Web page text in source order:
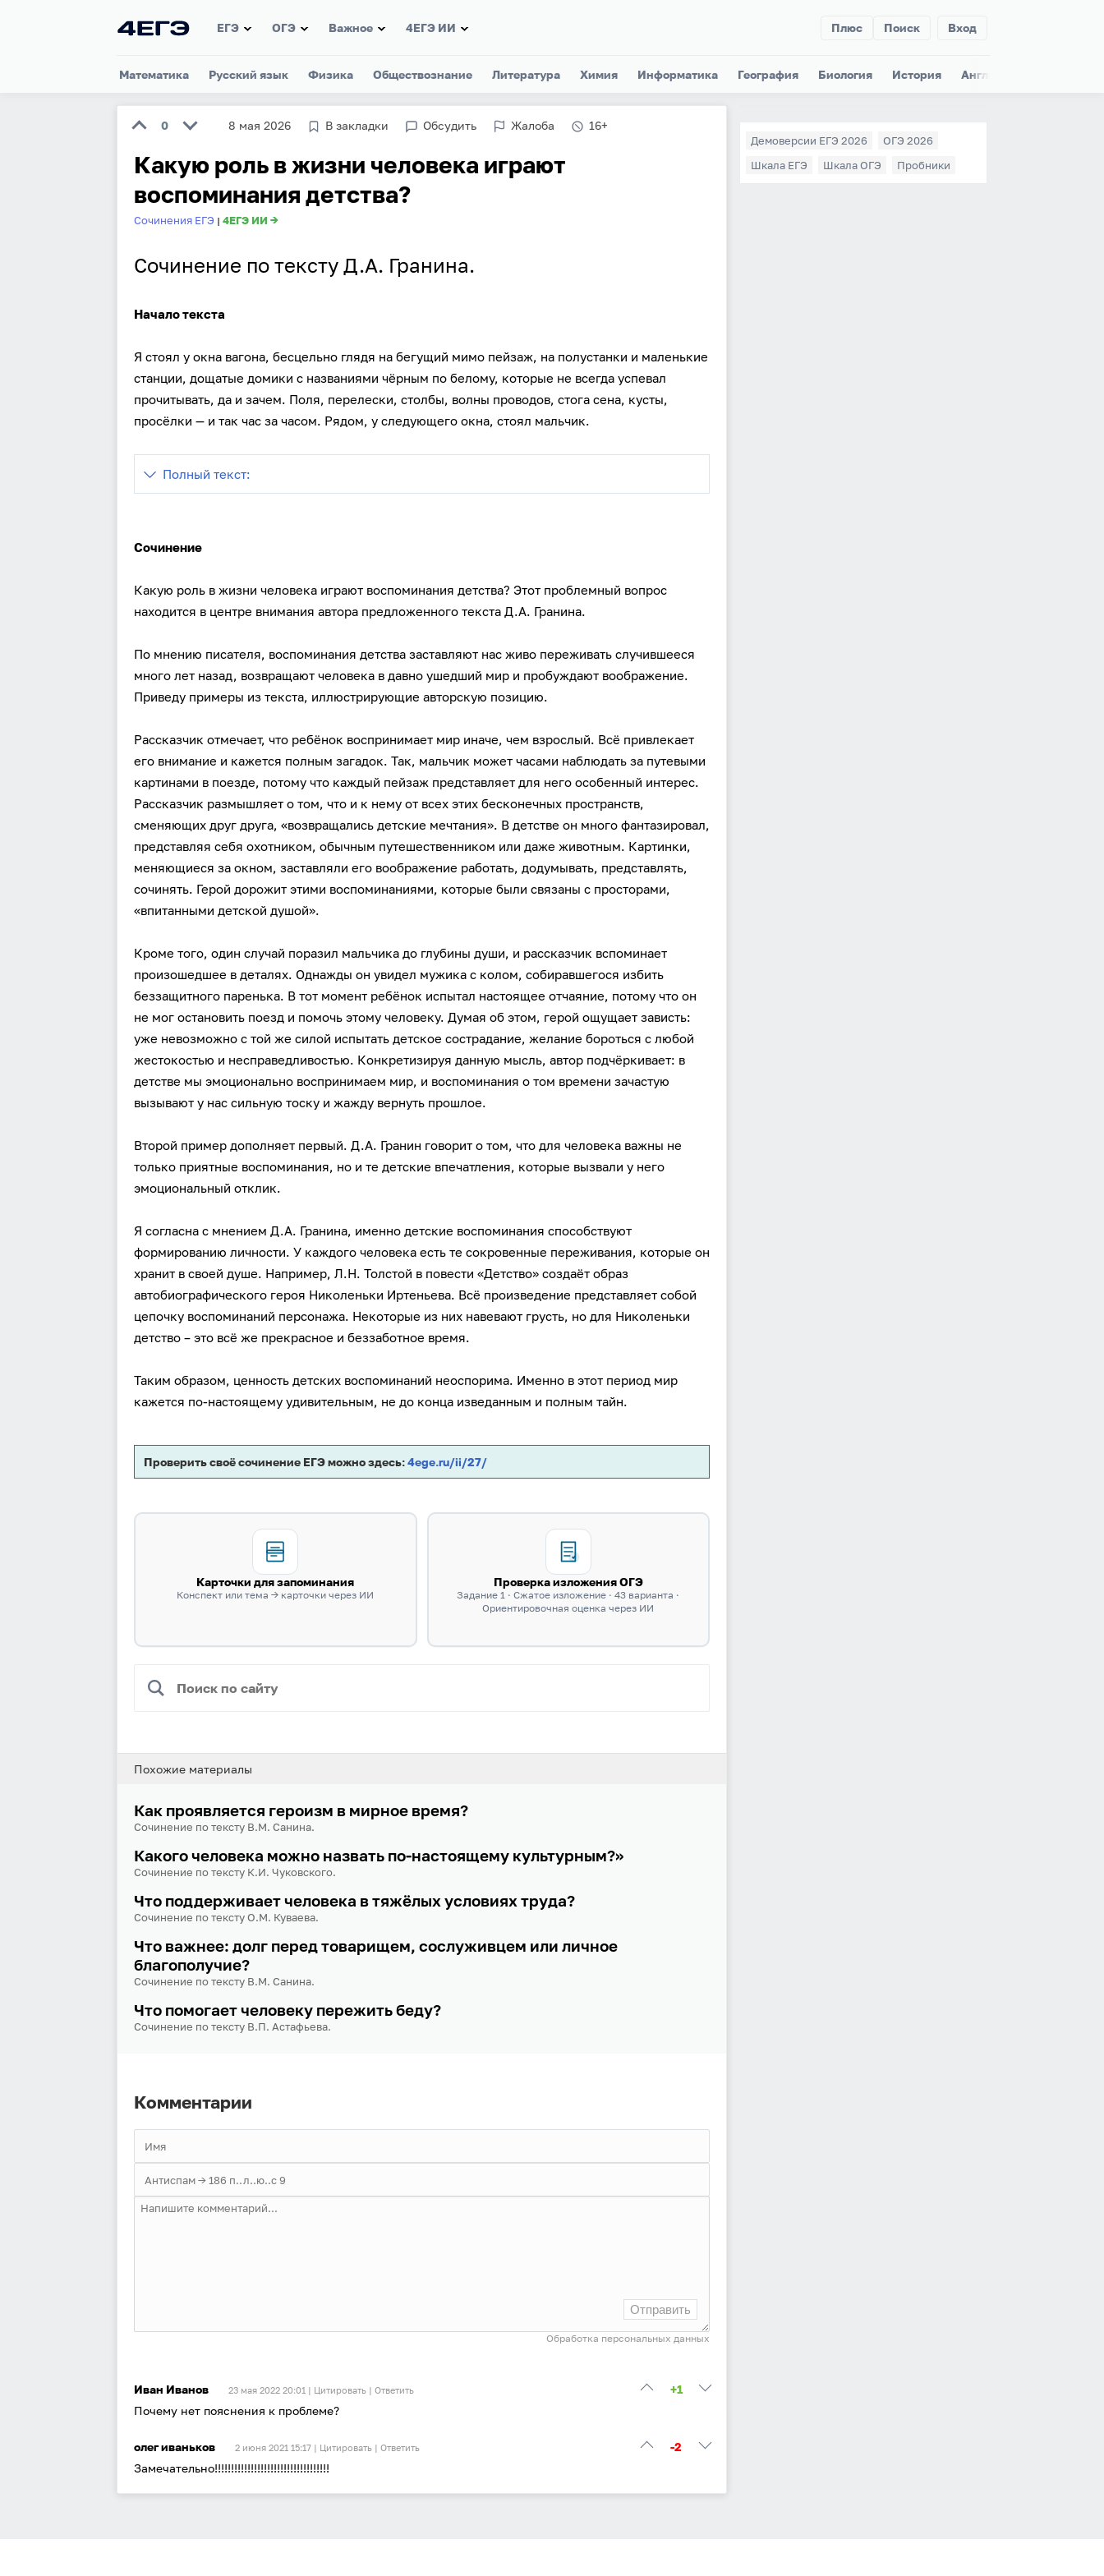
Вход Регистрация
Антиспам:Загрузка...
Забыли пароль?
отношении обработки персональных данных, а также
Пользовательское соглашение
Войти
ЕГЭ ОГЭ Важное 4ЕГЭ ИИ Вход
Плюс Поиск
Математика Русский язык Физика Обществознание Литература Химия Информатика География Биология История Английский
0 8 мая 2026 В закладки Обсудить Жалоба 16+
Какую роль в жизни человека играют
воспоминания детства?
Сочинения ЕГЭ | 4ЕГЭ ИИ →
Сочинение по тексту Д.А. Гранина.
Начало текста
Я стоял у окна вагона, бесцельно глядя на бегущий мимо пейзаж, на полустанки и маленькие
станции, дощатые домики с названиями чёрным по белому, которые не всегда успевал
прочитывать, да и зачем. Поля, перелески, столбы, волны проводов, стога сена, кусты,
просёлки — и так час за часом. Рядом, у следующего окна, стоял мальчик.
Полный текст:
Сочинение
Какую роль в жизни человека играют воспоминания детства? Этот проблемный вопрос
находится в центре внимания автора предложенного текста Д.А. Гранина.
По мнению писателя, воспоминания детства заставляют нас живо переживать случившееся
много лет назад, возвращают человека в давно ушедший мир и пробуждают воображение.
Приведу примеры из текста, иллюстрирующие авторскую позицию.
Рассказчик отмечает, что ребёнок воспринимает мир иначе, чем взрослый. Всё привлекает
его внимание и кажется полным загадок. Так, мальчик может часами наблюдать за путевыми
картинами в поезде, потому что каждый пейзаж представляет для него особенный интерес.
Рассказчик размышляет о том, что и к нему от всех этих бесконечных пространств,
сменяющих друг друга, «возвращались детские мечтания». В детстве он много фантазировал,
представляя себя охотником, обычным путешественником или даже животным. Картинки,
меняющиеся за окном, заставляли его воображение работать, додумывать, представлять,
сочинять. Герой дорожит этими воспоминаниями, которые были связаны с просторами,
«впитанными детской душой».
Кроме того, один случай поразил мальчика до глубины души, и рассказчик вспоминает
произошедшее в деталях. Однажды он увидел мужика с колом, собиравшегося избить
беззащитного паренька. В тот момент ребёнок испытал настоящее отчаяние, потому что он
не мог остановить поезд и помочь этому человеку. Думая об этом, герой ощущает зависть:
уже невозможно с той же силой испытать детское сострадание, желание бороться с любой
жестокостью и несправедливостью. Конкретизируя данную мысль, автор подчёркивает: в
детстве мы эмоционально воспринимаем мир, и воспоминания о том времени зачастую
вызывают у нас сильную тоску и жажду вернуть прошлое.
Второй пример дополняет первый. Д.А. Гранин говорит о том, что для человека важны не
только приятные воспоминания, но и те детские впечатления, которые вызвали у него
эмоциональный отклик.
Я согласна с мнением Д.А. Гранина, именно детские воспоминания способствуют
формированию личности. У каждого человека есть те сокровенные переживания, которые он
хранит в своей душе. Например, Л.Н. Толстой в повести «Детство» создаёт образ
автобиографического героя Николеньки Иртеньева. Всё произведение представляет собой
цепочку воспоминаний персонажа. Некоторые из них навевают грусть, но для Николеньки
детство – это всё же прекрасное и беззаботное время.
Таким образом, ценность детских воспоминаний неоспорима. Именно в этот период мир
кажется по-настоящему удивительным, не до конца изведанным и полным тайн.
Проверить своё сочинение ЕГЭ можно здесь:4ege.ru/ii/27/
Карточки для запоминания
Конспект или тема → карточки через ИИ
Проверка изложения ОГЭ
Задание 1 · Сжатое изложение · 43 варианта ·
Ориентировочная оценка через ИИ
Похожие материалы
Как проявляется героизм в мирное время?
Сочинение по тексту В.М. Санина.
Какого человека можно назвать по-настоящему культурным?»
Сочинение по тексту К.И. Чуковского.
Что поддерживает человека в тяжёлых условиях труда?
Сочинение по тексту О.М. Куваева.
Что важнее: долг перед товарищем, сослуживцем или личное
благополучие?
Сочинение по тексту В.М. Санина.
Что помогает человеку пережить беду?
Сочинение по тексту В.П. Астафьева.
Комментарии
Отправить
Обработка персональных данных
Иван Иванов 23 мая 2022 20:01 | Цитировать | Ответить
+1
Почему нет пояснения к проблеме?
олег иваньков 2 июня 2021 15:17 | Цитировать | Ответить
-2
Замечательно!!!!!!!!!!!!!!!!!!!!!!!!!!!!!!!!!!!
Демоверсии ЕГЭ 2026
ОГЭ 2026
Шкала ЕГЭ
Шкала ОГЭ Пробники